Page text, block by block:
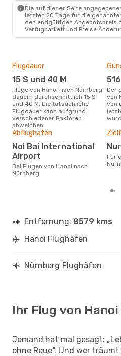
Die auf dieser Seite
letzten 20 Tage für die
den endgültigen Angebotspreis
Verfügbarkeit und Preise
Flugdauer
15 S und 40 M
Flüge von Hanoi nach Nürnberg
dauern durchschnittlich 15 S
und 40 M. Die tatsächliche
Flugdauer kann aufgrund
verschiedener Faktoren
abweichen.
Der günstigste einfache Flug
von
von
Abflughafen
Noi Bai International
Airport
Bei Flügen von Hanoi nach
Nürnberg
Für die Strecke von Hanoi nach
Entfernung: 8579 kms
Hanoi Flughäfen
Nürnberg Flughäfen
Ihr Flug von
Jemand hat mal gesagt:
ohne Reue“. Und wer